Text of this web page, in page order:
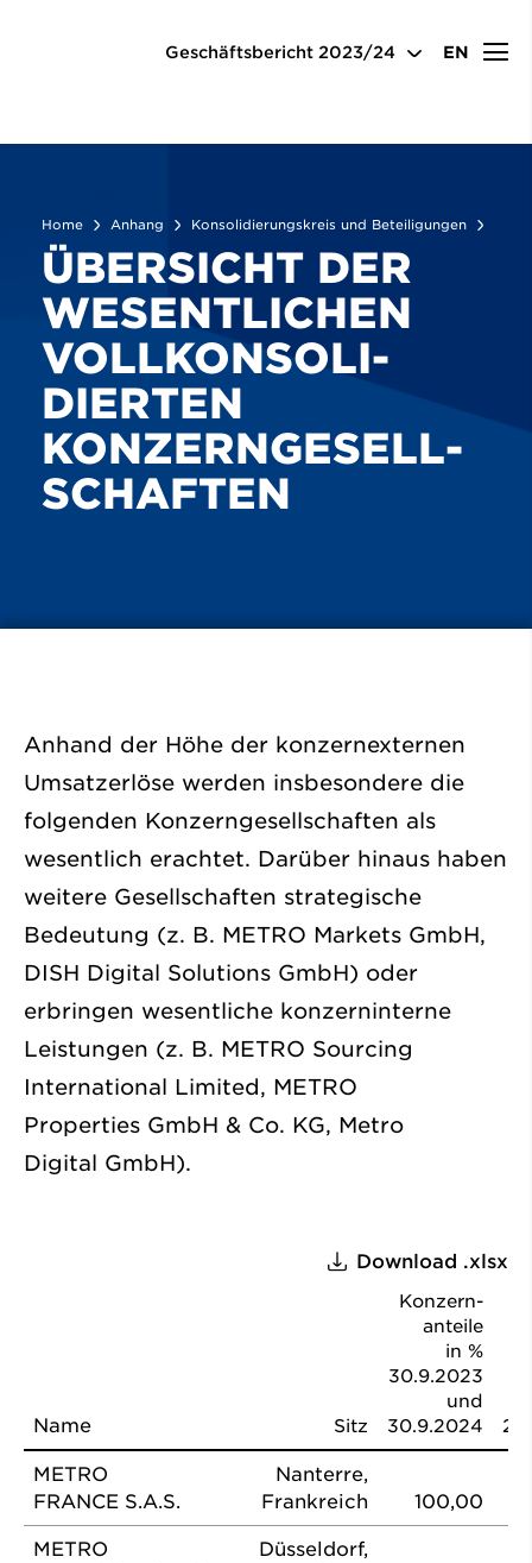
Geschäftsbericht 2023/24 EN
Übersicht der wesentlichen vollkonsolidierten
Konzerngesellschaften
Home Anhang Konsolidierungskreis und Beteiligungen
ÜBERSICHT DER
WESENTLICHEN
VOLLKONSOLI­
DIERTEN
KONZERN­GESELL­
SCHAFTEN
Anhand der Höhe der konzernexternen
Umsatzerlöse werden insbesondere die
folgenden Konzerngesellschaften als
wesentlich erachtet. Darüber hinaus haben
weitere Gesellschaften strategische
Bedeutung (z. B. METRO Markets GmbH,
DISH Digital Solutions GmbH) oder
erbringen wesentliche konzerninterne
Leistungen (z. B. METRO Sourcing
International Limited, METRO
Properties GmbH & Co. KG, Metro
Digital GmbH).
Download .xlsx
Name Sitz
Konzern­
anteile
in %
30.9.2023
und
30.9.2024
METRO
FRANCE S.A.S.
Nanterre,
Frankreich
100,00
METRO
Düsseldorf,